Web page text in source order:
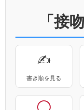
「接
✍
書き順を見る